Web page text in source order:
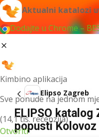
Aktualni katalozi
Dodajte u Chrome –
Kimbino aplikacija
Sve ponude na jednom
(14,1 tis. recenzija)
Otvoriti
Elipso Zagreb
ELIPSO
popusti